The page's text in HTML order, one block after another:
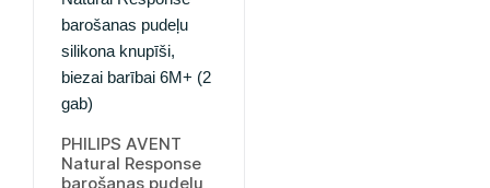
PHILIPS AVENT
Natural Response
barošanas pudeļu